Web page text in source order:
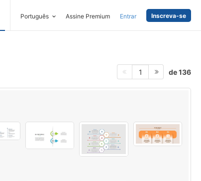
Português Assine Premium Entrar Inscreva-se
1 de 136